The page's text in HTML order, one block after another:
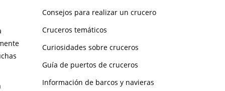
Consejos para realizar un crucero
Cruceros temáticos
Curiosidades sobre cruceros
Guía de puertos de cruceros
Información de barcos y navieras